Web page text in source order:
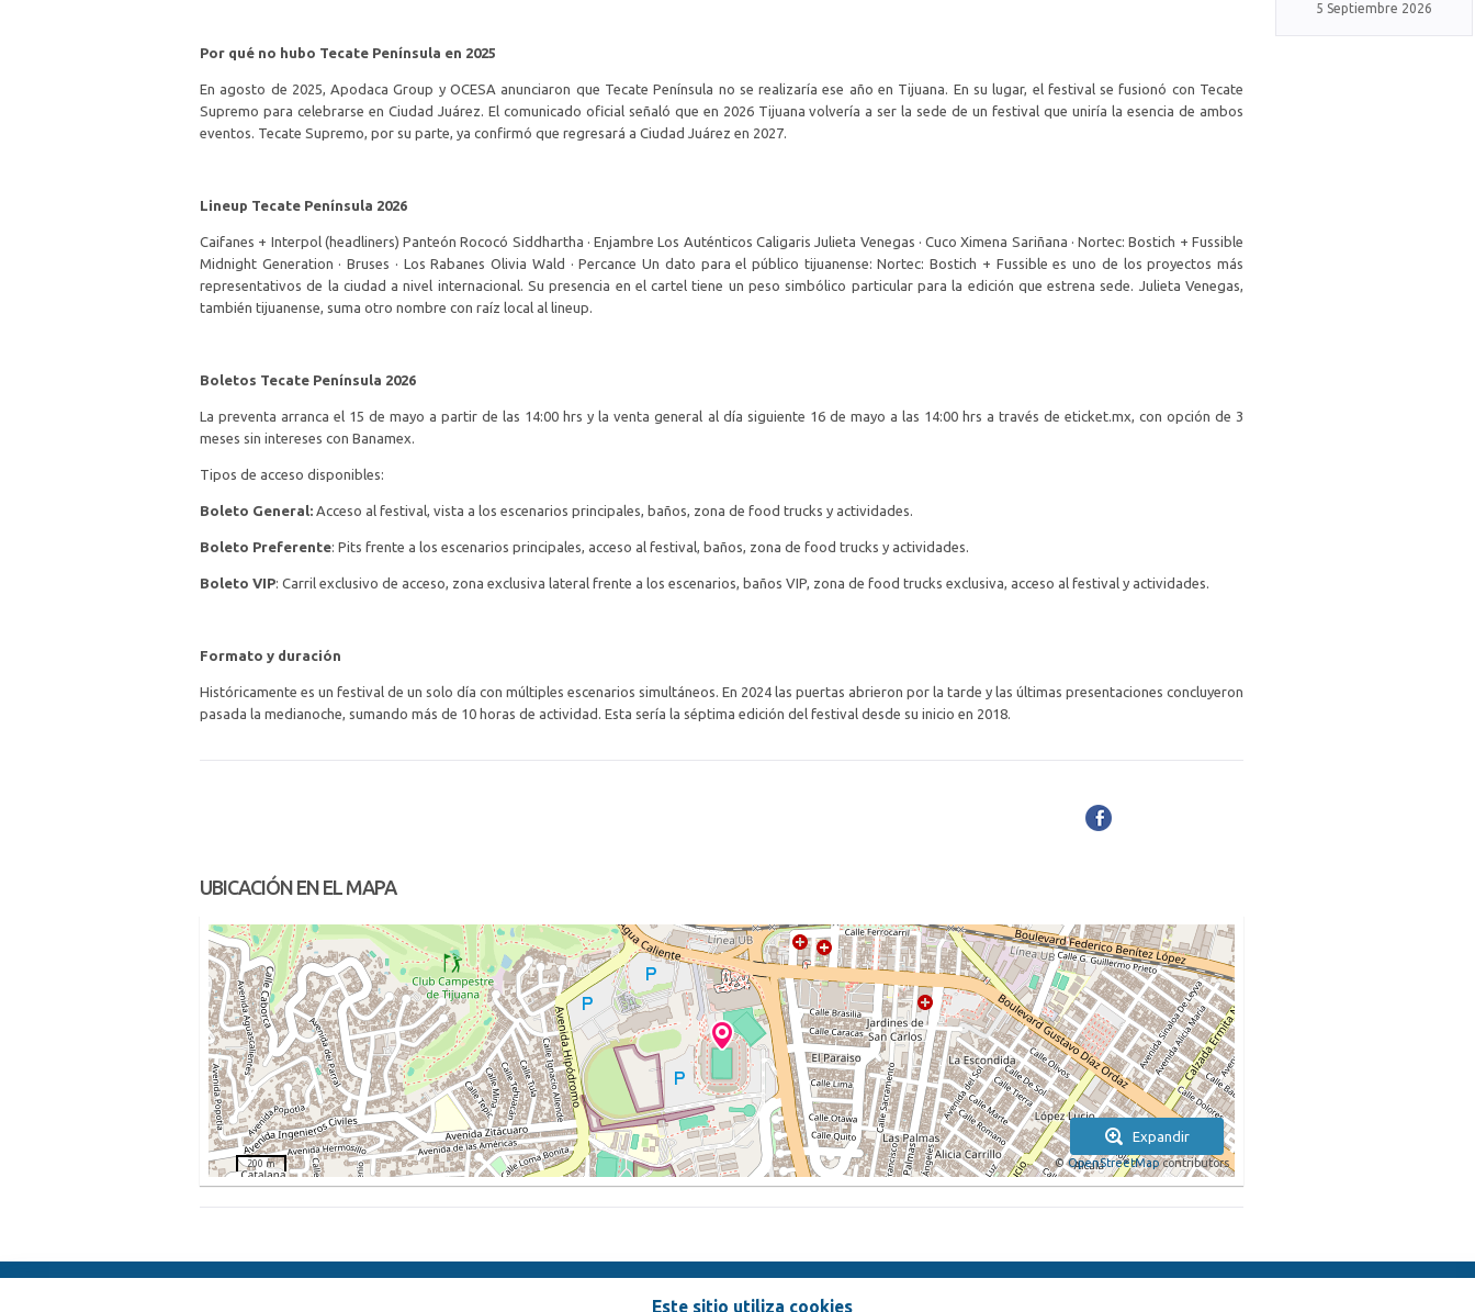
Por qué no hubo Tecate Península en 2025
En agosto de 2025, Apodaca Group y OCESA anunciaron que Tecate Península no se realizaría ese año en Tijuana. En su lugar, el festival se fusionó con Tecate
Supremo para celebrarse en Ciudad Juárez. El comunicado oficial señaló que en 2026 Tijuana volvería a ser la sede de un festival que uniría la esencia de ambos
eventos. Tecate Supremo, por su parte, ya confirmó que regresará a Ciudad Juárez en 2027.
Lineup Tecate Península 2026
Caifanes + Interpol (headliners) Panteón Rococó Siddhartha · Enjambre Los Auténticos Caligaris Julieta Venegas · Cuco Ximena Sariñana · Nortec: Bostich + Fussible
Midnight Generation · Bruses · Los Rabanes Olivia Wald · Percance Un dato para el público tijuanense: Nortec: Bostich + Fussible es uno de los proyectos más
representativos de la ciudad a nivel internacional. Su presencia en el cartel tiene un peso simbólico particular para la edición que estrena sede. Julieta Venegas,
también tijuanense, suma otro nombre con raíz local al lineup.
Boletos Tecate Península 2026
La preventa arranca el 15 de mayo a partir de las 14:00 hrs y la venta general al día siguiente 16 de mayo a las 14:00 hrs a través de eticket.mx, con opción de 3
meses sin intereses con Banamex.
Tipos de acceso disponibles:
Boleto General: Acceso al festival, vista a los escenarios principales, baños, zona de food trucks y actividades.
Boleto Preferente: Pits frente a los escenarios principales, acceso al festival, baños, zona de food trucks y actividades.
Boleto VIP: Carril exclusivo de acceso, zona exclusiva lateral frente a los escenarios, baños VIP, zona de food trucks exclusiva, acceso al festival y actividades.
Formato y duración
Históricamente es un festival de un solo día con múltiples escenarios simultáneos. En 2024 las puertas abrieron por la tarde y las últimas presentaciones concluyeron
pasada la medianoche, sumando más de 10 horas de actividad. Esta sería la séptima edición del festival desde su inicio en 2018.
UBICACIÓN EN EL MAPA
Expandir
©OpenStreetMapcontributors
200 m
5 Septiembre 2026
Este sitio utiliza cookies